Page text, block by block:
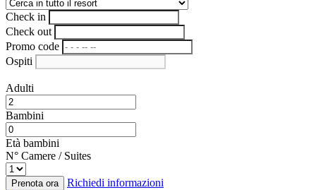
Check in
Check out
Promo code
Ospiti
Adulti
Bambini
Età bambini
N° Camere / Suites
Prenota ora
Richiedi informazioni